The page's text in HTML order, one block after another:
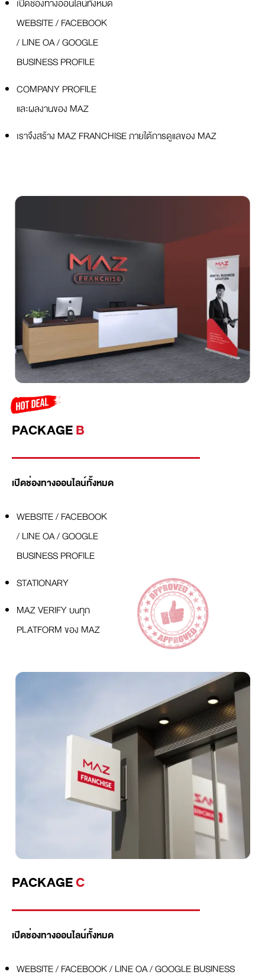
เปิดช่องทางออนไลน์ทั้งหมด
WEBSITE / FACEBOOK
/ LINE OA / GOOGLE
BUSINESS PROFILE
COMPANY PROFILE
และผลงานของ MAZ
เราจึงสร้าง MAZ FRANCHISE ภายใต้การดูแลของ MAZ
PACKAGEB
เปิดช่องทางออนไลน์ทั้งหมด
WEBSITE / FACEBOOK
/ LINE OA / GOOGLE
BUSINESS PROFILE
STATIONARY
MAZ VERIFY บuทุก
PLATFORM ของ MAZ
PACKAGEC
เปิดช่องทางออนไลน์ทั้งหมด
WEBSITE / FACEBOOK / LINE OA / GOOGLE BUSINESS